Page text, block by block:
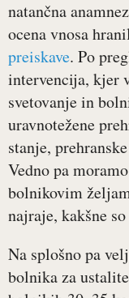
natančna
ocena vnosa
preiskave. Po
intervencija, kjer
svetovanje in
uravnotežene
stanje,
Vedno pa
bolnikovim
najraje, kakšne
Na splošno pa
bolnika za